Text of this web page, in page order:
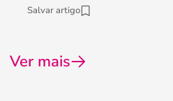
Salvar artigo
Ver mais